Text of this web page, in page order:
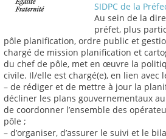
SIDPC de la
Au sein de la
préfet, plus
pôle planification, ordre public et
chargé de mission planification et
du chef de pôle, met en œuvre la
civile. Il/elle est chargé(e), en lien avec
– de rédiger et de mettre à jour la
décliner les plans gouvernementaux
de coordonner l’ensemble des
pôle ;
– d’organiser, d’assurer le suivi et le